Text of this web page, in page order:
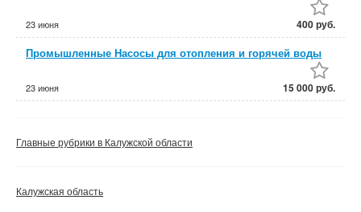
23 июня 400 руб.
Промышленные Насосы для отопления и горячей воды
23 июня 15 000 руб.
Главные рубрики в Калужской области
Калужская область